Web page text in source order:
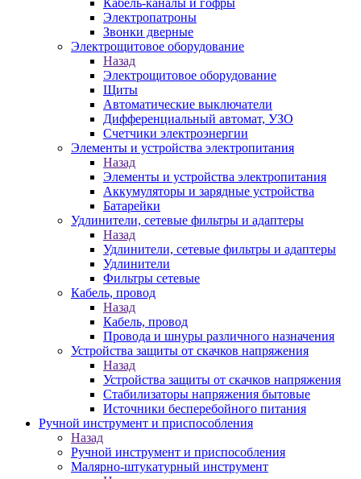
Кабель-каналы и гофры
Электропатроны
Звонки дверные
Электрощитовое оборудование
Назад
Электрощитовое оборудование
Щиты
Автоматические выключатели
Дифференциальный автомат, УЗО
Счетчики электроэнергии
Элементы и устройства электропитания
Назад
Элементы и устройства электропитания
Аккумуляторы и зарядные устройства
Батарейки
Удлинители, сетевые фильтры и адаптеры
Назад
Удлинители, сетевые фильтры и адаптеры
Удлинители
Фильтры сетевые
Кабель, провод
Назад
Кабель, провод
Провода и шнуры различного назначения
Устройства защиты от скачков напряжения
Назад
Устройства защиты от скачков напряжения
Стабилизаторы напряжения бытовые
Источники бесперебойного питания
Ручной инструмент и приспособления
Назад
Ручной инструмент и приспособления
Малярно-штукатурный инструмент